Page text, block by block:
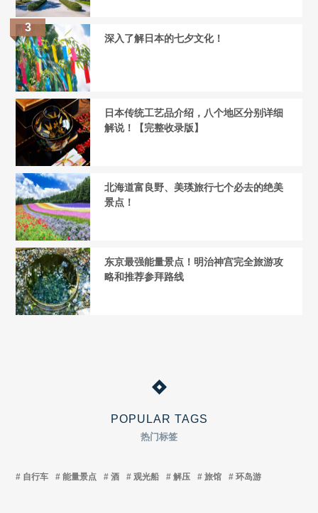
POPULAR TAGS
热门标签
自行车 能量景点 酒 观光船 解压 旅馆 环岛游
深入了解日本的七夕文化！
日本传统工艺品介绍，八个地区分别详细
解说！【完整收录版】
北海道富良野、美瑛旅行七个必去的绝美
景点！
东京最强能量景点！明治神宫完全旅游攻
略和推荐参拜路线